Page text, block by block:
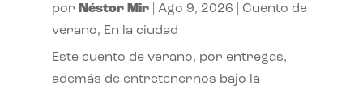
por Néstor Mir| Ago 9, 2026
Cuento de
verano, En la ciudad
Este cuento de verano, por entregas,
además de entretenernos bajo la